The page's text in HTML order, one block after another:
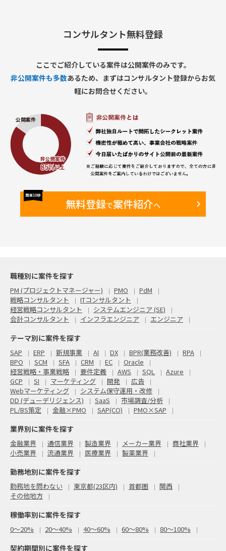
コンサルタント無料登録
ここでご紹介している案件は公開案件のみです。
非公開案件も多数あるため、まずはコンサルタント登録からお気
軽にお問合せください。
無料登録で案件紹介へ
職種別に案件を探す
PM (プロジェクトマネージャー) PMO
PdM
戦略コンサルタント
ITコンサルタント
経営戦略コンサルタント
システムエンジニア (SE)
会計コンサルタント
インフラエンジニア エンジニア
テーマ別に案件を探す
SAP ERP 新規事業 AI DX BPR(業務改善)
RPA
BPO
SCM SFA CRM EC
Oracle
経営戦略・事業戦略
要件定義 AWS SQL
Azure
GCP
SI マーケティング 開発
広告
Webマーケティング
システム保守運用・改修
DD (デューデリジェンス)
SaaS
市場調査/分析
PL/BS策定
金融×PMO SAP(CO) PMO×SAP
業界別に案件を探す
金融業界 通信業界 製造業界 メーカー業界
商社業界
小売業界
流通業界 医療業界 製薬業界
勤務地別に案件を探す
勤務地を問わない 東京都(23区内) 首都圏
関西
その他地方
稼働率別に案件を探す
0〜20% 20〜40% 40〜60% 60〜80% 80〜100%
契約期間別に案件を探す